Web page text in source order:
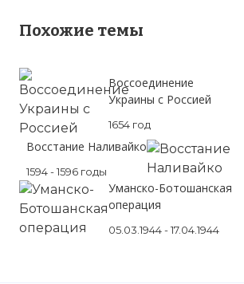
Похожие темы
Воссоединение
Украины с Россией
1654 год
Восстание Наливайко
1594 - 1596 годы
Уманско-Ботошанская
операция
05.03.1944 - 17.04.1944